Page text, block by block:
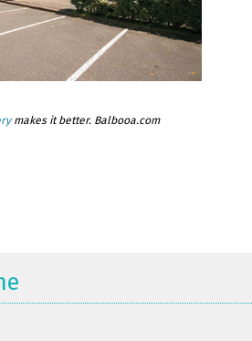
makes it better. Balbooa.com